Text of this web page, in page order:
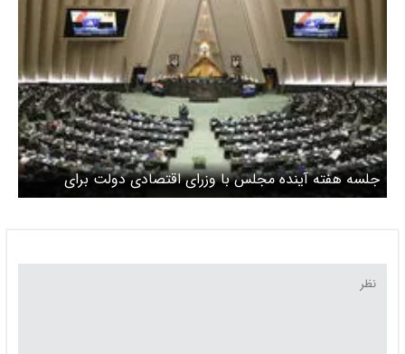
جلسه هفته آینده مجلس با وزرای اقتصادی دولت برای
بررسی گرانی‌ها